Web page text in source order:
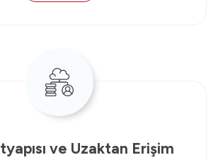
ve Uzaktan Erişim